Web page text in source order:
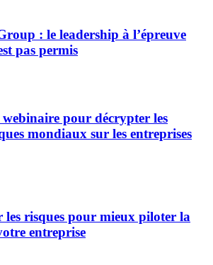
: le leadership à l’épreuve
pas permis
pour décrypter les
mondiaux sur les entreprises
risques pour mieux piloter la
entreprise